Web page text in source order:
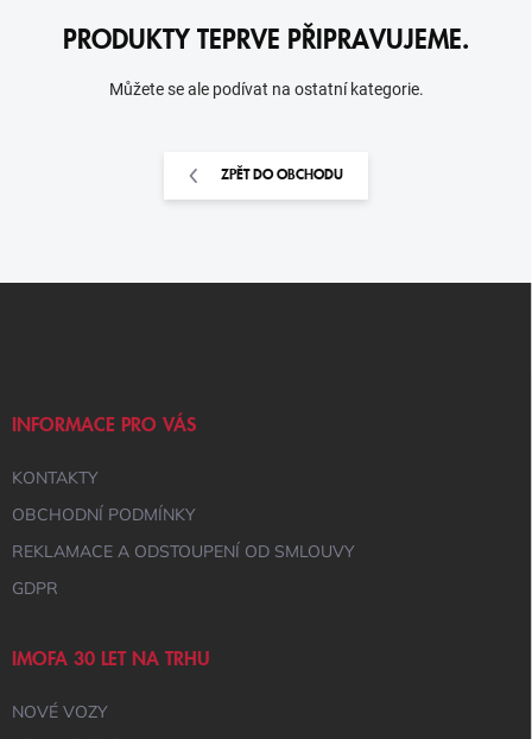
PRODUKTY TEPRVE PŘIPRAVUJEME.
Můžete se ale podívat na ostatní kategorie.
ZPĚT DO OBCHODU
INFORMACE PRO VÁS
KONTAKTY
OBCHODNÍ PODMÍNKY
REKLAMACE A ODSTOUPENÍ OD SMLOUVY
GDPR
IMOFA 30 LET NA TRHU
NOVÉ VOZY